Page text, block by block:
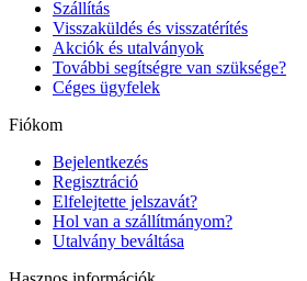
Szállítás
Visszaküldés és visszatérítés
Akciók és utalványok
További segítségre van szüksége?
Céges ügyfelek
Fiókom
Bejelentkezés
Regisztráció
Elfelejtette jelszavát?
Hol van a szállítmányom?
Utalvány beváltása